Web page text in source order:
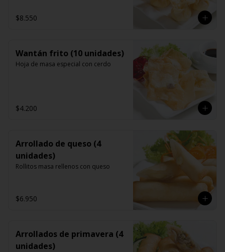
$8.550
Wantán frito (10 unidades)
Hoja de masa especial con cerdo
$4.200
Arrollado de queso (4
unidades)
Rollitos masa rellenos con queso
$6.950
Arrollados de primavera (4
unidades)